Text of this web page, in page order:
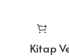
Kitap